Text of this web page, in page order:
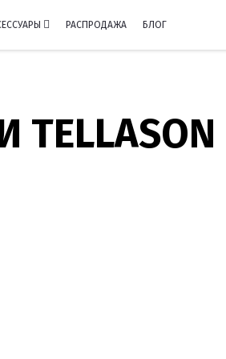
РАСПРОДАЖА БЛОГ
TELLASON